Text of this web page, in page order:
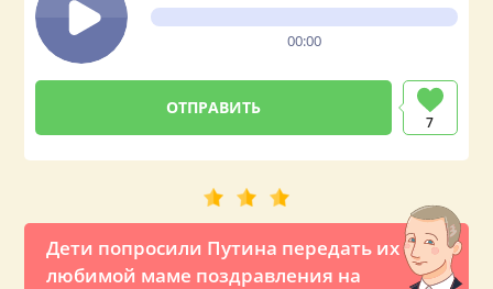
00:00
7
Дети попросили Путина передать их
любимой маме поздравления на